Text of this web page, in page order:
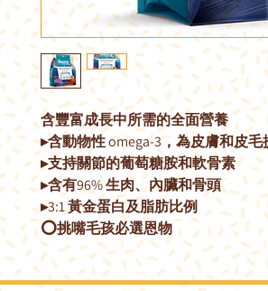
含豐富成長中所需的全面營養
▸含動物性 omega-3，為皮膚和皮
▸支持關節的葡萄糖胺和軟骨素
▸含有96% 生肉、內臟和骨頭
▸3:1 黃金蛋白及脂肪比例
⭕挑嘴毛孩必選恩物